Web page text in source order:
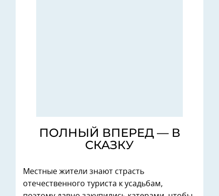
ПОЛНЫЙ ВПЕРЕД — В
СКАЗКУ
Местные жители знают страсть
отечественного туриста к усадьбам,